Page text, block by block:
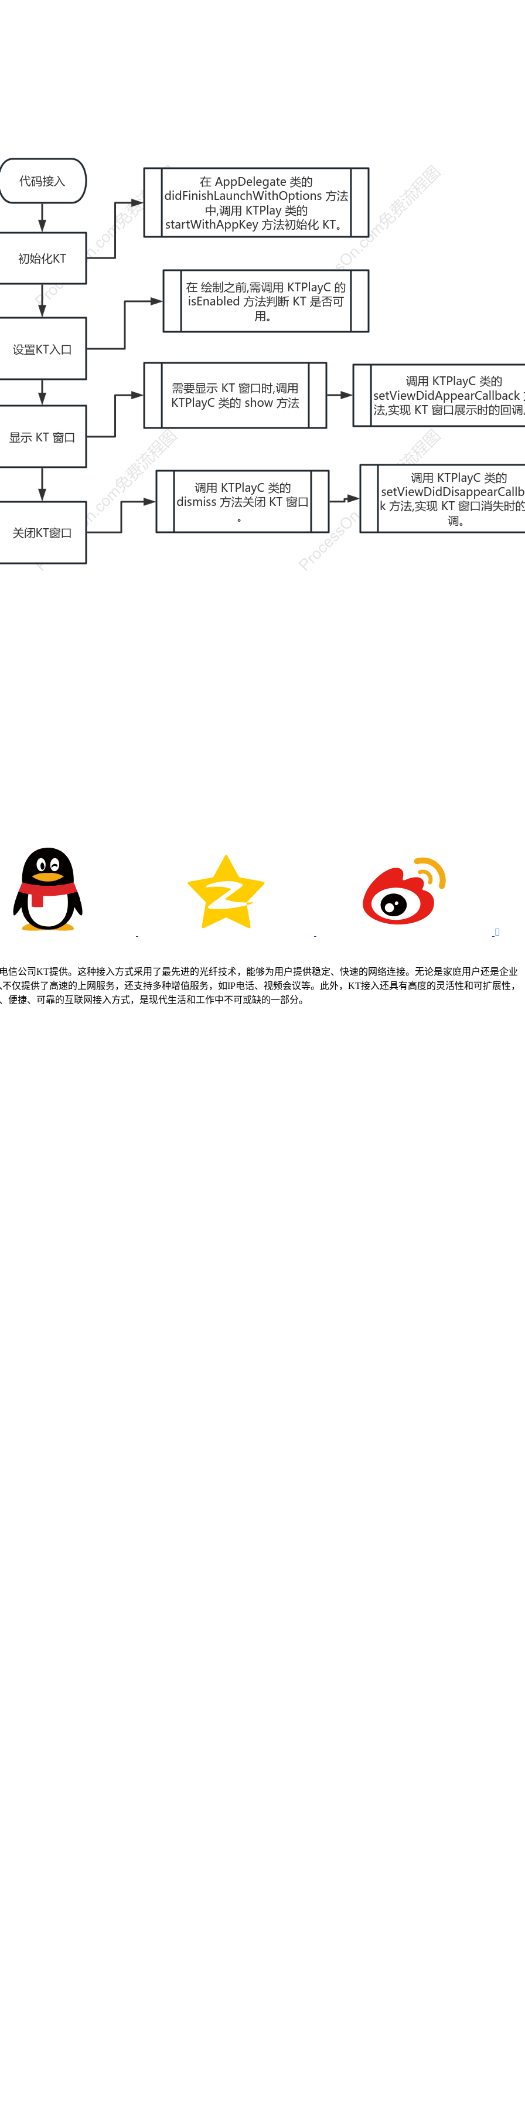

公司KT提供。这种接入方式采用了最先进的光纤技术，能够为用户提供稳定、快速的网络连接。无论是家庭用户还是企业
仅提供了高速的上网服务，还支持多种增值服务，如IP电话、视频会议等。此外，KT接入还具有高度的灵活性和可扩展性，
捷、可靠的互联网接入方式，是现代生活和工作中不可或缺的一部分。